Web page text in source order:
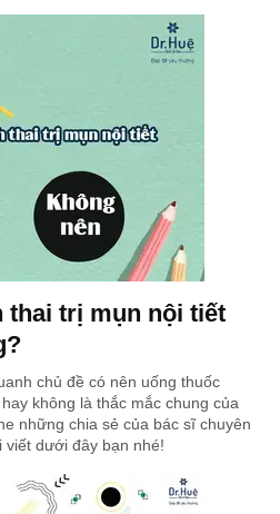
thai trị mụn nội tiết
chủ đề có nên uống thuốc
không là thắc mắc chung của
những chia sẻ của bác sĩ chuyên
viết dưới đây bạn nhé!